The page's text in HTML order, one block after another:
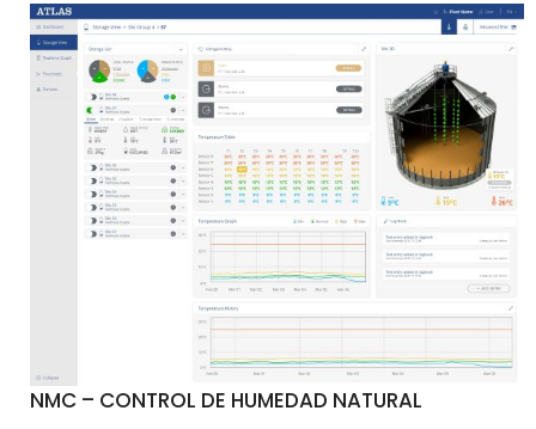
NMC – CONTROL DE HUMEDAD NATURAL